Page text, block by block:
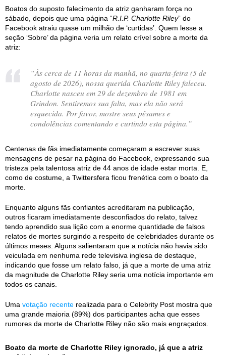
Boatos do suposto falecimento da atriz ganharam força no
sábado, depois que uma página “R.I.P. Charlotte Riley” do
Facebook atraiu quase um milhão de ‘curtidas’. Quem lesse a
seção ‘Sobre’ da página veria um relato crível sobre a morte da
atriz:
“Às cerca de 11 horas da manhã, no quarta-feira (5 de
agosto de 2026), nossa querida Charlotte Riley faleceu.
Charlotte nasceu em 29 de dezembro de 1981 em
Grindon. Sentiremos sua falta, mas ela não será
esquecida. Por favor, mostre seus pêsames e
condolências comentando e curtindo esta página.”
Centenas de fãs imediatamente começaram a escrever suas
mensagens de pesar na página do Facebook, expressando sua
tristeza pela talentosa atriz de 44 anos de idade estar morta. E,
como de costume, a Twittersfera ficou frenética com o boato da
morte.
Enquanto alguns fãs confiantes acreditaram na publicação,
outros ficaram imediatamente desconfiados do relato, talvez
tendo aprendido sua lição com a enorme quantidade de falsos
relatos de mortes surgindo a respeito de celebridades durante os
últimos meses. Alguns salientaram que a notícia não havia sido
veiculada em nenhuma rede televisiva inglesa de destaque,
indicando que fosse um relato falso, já que a morte de uma atriz
da magnitude de Charlotte Riley seria uma notícia importante em
todos os canais.
Uma votação recente realizada para o Celebrity Post mostra que
uma grande maioria (89%) dos participantes acha que esses
rumores da morte de Charlotte Riley não são mais engraçados.
Boato da morte de Charlotte Riley ignorado, já que a atriz